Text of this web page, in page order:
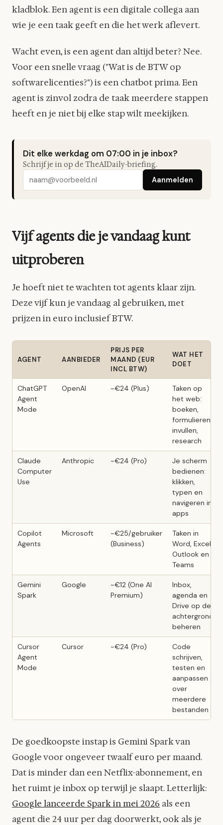
kladblok. Een agent is een digitale collega aan
wie je een taak geeft en die het werk aflevert.
Wacht even, is een agent dan altijd beter? Nee.
Voor een snelle vraag ("Wat is de BTW op
softwarelicenties?") is een chatbot prima. Een
agent is zinvol zodra de taak meerdere stappen
heeft en je niet bij elke stap wilt meekijken.
Dit elke werkdag om 07:00 in je inbox?
Schrijf je in op de TheAIDaily-briefing.
Aanmelden
Vijf agents die je vandaag kunt
uitproberen
Je hoeft niet te wachten tot agents klaar zijn.
Deze vijf kun je vandaag al gebruiken, met
prijzen in euro inclusief BTW.
AGENT AANBIEDER
PRIJS PER
MAAND (EUR
INCL BTW)
WAT HET
DOET
ChatGPT
Agent
Mode
OpenAI ~€24 (Plus)
Taken op
het web:
boeken,
formulieren
invullen,
research
Claude
Computer
Use
Anthropic ~€24 (Pro)
Je scherm
bedienen:
klikken,
typen en
navigeren in
apps
Copilot
Agents
Microsoft
~€25/gebruiker
(Business)
Taken in
Word, Excel,
Outlook en
Teams
Gemini
Spark
Google
~€12 (One AI
Premium)
Inbox,
agenda en
Drive op de
achtergrond
beheren
Cursor
Agent
Mode
Cursor ~€24 (Pro)
Code
schrijven,
testen en
aanpassen
over
meerdere
bestanden
De goedkoopste instap is Gemini Spark van
Google voor ongeveer twaalf euro per maand.
Dat is minder dan een Netflix-abonnement, en
het ruimt je inbox op terwijl je slaapt. Letterlijk:
Google lanceerde Spark in mei 2026 als een
agent die 24 uur per dag doorwerkt, ook als je